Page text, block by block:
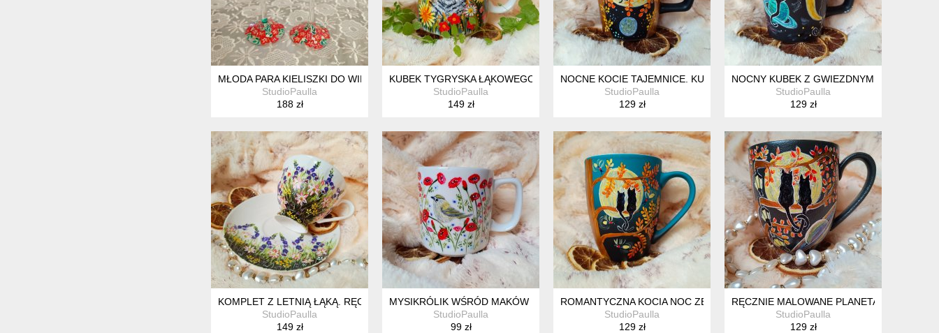
MŁODA PARA KIELISZKI DO WINA 280 ML. 2 SZTUKI.
StudioPaulla
188 zł
KUBEK TYGRYSKA ŁĄKOWEGO RĘCZNIE MALOWANY KUBEK 270 ML
StudioPaulla
149 zł
NOCNE KOCIE TAJEMNICE. KUBEK RĘCZNIE MALOWANY 300 ML.
StudioPaulla
129 zł
NOCNY KUBEK Z GWIEZDNYMI KOTAMI 300
StudioPaulla
129 zł
KOMPLET Z LETNIĄ ŁĄKĄ. RĘCZNIE MALOWANY POLNE DZWONKI
StudioPaulla
149 zł
MYSIKRÓLIK WŚRÓD MAKÓW RĘCZNIE MALOWANY KUBEK 270 ML.
StudioPaulla
99 zł
ROMANTYCZNA KOCIA NOC ZE ŚWIETLIKAMI PEŁNIA KSIĘŻYCA MALOWANY
StudioPaulla
129 zł
RĘCZNIE MALOWANE PLANETARNE KOTY
StudioPaulla
129 zł